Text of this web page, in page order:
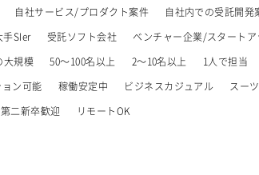
自社サービス/プロダクト案件 自社内での受託開発
手SIer 受託ソフト会社 ベンチャー企業/スタート
大規模 50～100名以上 2～10名以上 1人で担当
ン可能 稼働安定中 ビジネスカジュアル スー
第二新卒歓迎 リモートOK